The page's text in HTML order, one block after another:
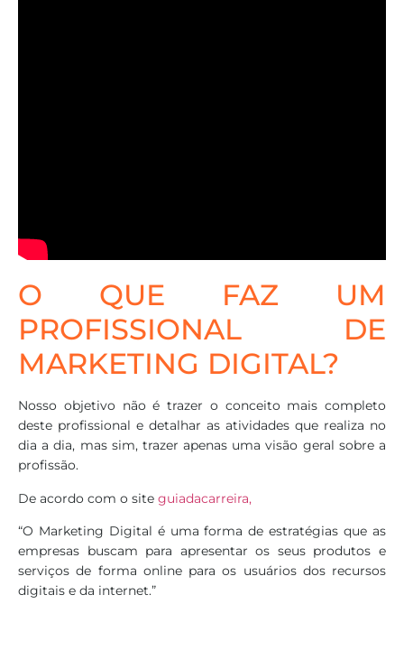
O QUE FAZ UM
PROFISSIONAL DE
MARKETING DIGITAL?
Nosso objetivo não é trazer o conceito mais completo
deste profissional e detalhar as atividades que realiza no
dia a dia, mas sim, trazer apenas uma visão geral sobre a
profissão.
De acordo com o site guiadacarreira,
“O Marketing Digital é uma forma de estratégias que as
empresas buscam para apresentar os seus produtos e
serviços de forma online para os usuários dos recursos
digitais e da internet.”